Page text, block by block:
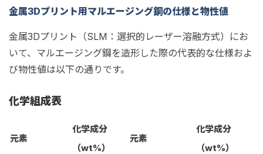
金属3Dプリント用マルエージング鋼の仕様と物性値
金属3Dプリント（SLM：選択的レーザー溶融方式）にお
いて、マルエージング鋼を造形した際の代表的な仕様およ
び物性値は以下の通りです。
化学組成表
元素
化学成分
（wt%）
元素
化学成分
（wt%）